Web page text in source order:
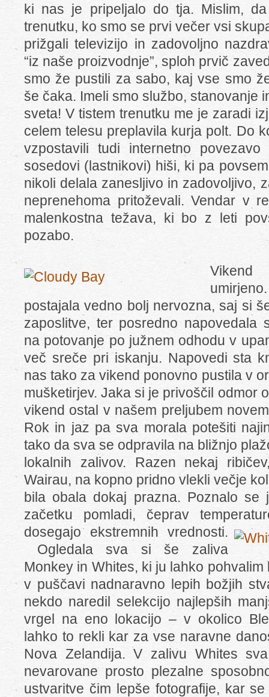
ki nas je pripeljalo do tja. Mislim,
trenutku, ko smo se prvi večer vsi
prižgali televizijo in zadovoljno
“iz naše proizvodnje”, sploh prvič
smo že pustili za sabo, kaj vse smo
še čaka. Imeli smo službo, stanovanje
sveta! V tistem trenutku me je zaradi
celem telesu preplavila kurja polt. Do
vzpostavili tudi internetno
sosedovi (lastnikovi) hiši, ki pa
nikoli delala zanesljivo in zadovoljivo,
neprenehoma pritoževali. Vendar v
malenkostna težava, ki bo z leti
pozabo.
postajala vedno bolj nervozna, saj si
zaposlitve, ter posredno napovedala
na potovanje po južnem odhodu v
več sreče pri iskanju. Napovedi sta
nas tako za vikend ponovno pustila v
mušketirjev. Jaka si je privoščil odmor
vikend ostal v našem preljubem
Rok in jaz pa sva morala potešiti
tako da sva se odpravila na bližnjo
lokalnih zalivov. Razen nekaj
Wairau, na kopno pridno vlekli večje
bila obala dokaj prazna. Poznalo
začetku pomladi, čeprav
dosegajo ekstremnih vrednosti.
Ogledala sva si še zaliva
Monkey in Whites, ki ju lahko
v puščavi nadnaravno lepih božjih
nekdo naredil selekcijo najlepših
vrgel na eno lokacijo – v okolico
lahko to rekli kar za vse naravne
Nova Zelandija. V zalivu Whites
nevarovane prosto plezalne
ustvaritve čim lepše fotografije, kar